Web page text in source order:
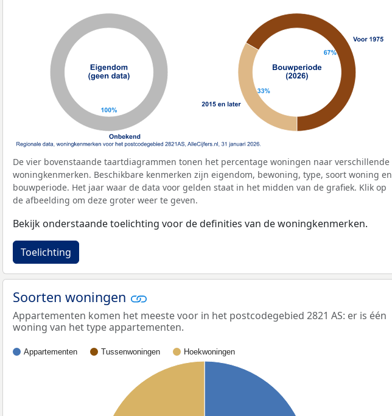
De vier bovenstaande taartdiagrammen tonen het percentage woningen naar verschillende
woningkenmerken. Beschikbare kenmerken zijn eigendom, bewoning, type, soort woning en
bouwperiode. Het jaar waar de data voor gelden staat in het midden van de grafiek. Klik op
de afbeelding om deze groter weer te geven.
Bekijk onderstaande toelichting voor de definities van de woningkenmerken.
Toelichting
Soorten woningen
Appartementen komen het meeste voor in het postcodegebied 2821 AS: er is één
woning van het type appartementen.
Appartementen Tussenwoningen Hoekwoningen